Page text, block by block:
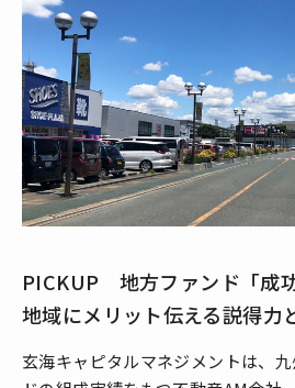
PICKUP 地方ファンド「成
地域にメリット伝える説得力
玄海キャピタルマネジメントは、